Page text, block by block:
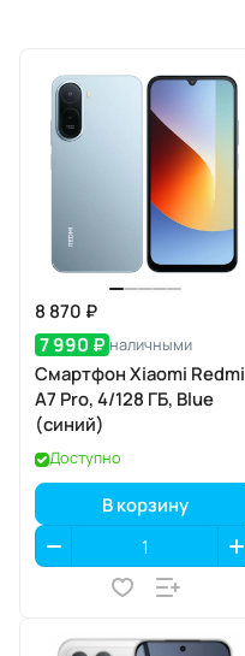
8 870 ₽
7 990 ₽ наличными
Смартфон Xiaomi Redmi
A7 Pro, 4/128 ГБ, Blue
(синий)
Доступно
В корзину